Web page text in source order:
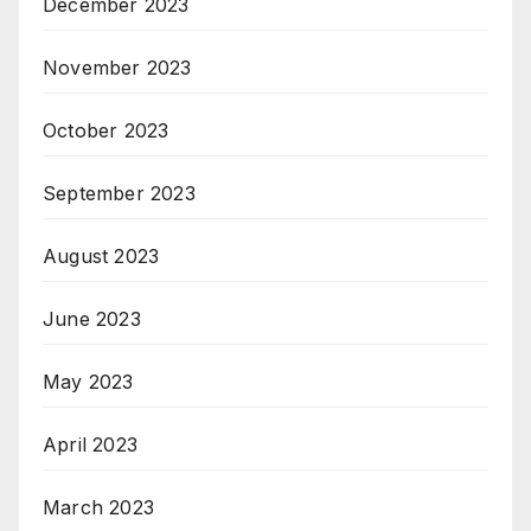
November 2023
October 2023
September 2023
August 2023
June 2023
May 2023
April 2023
March 2023